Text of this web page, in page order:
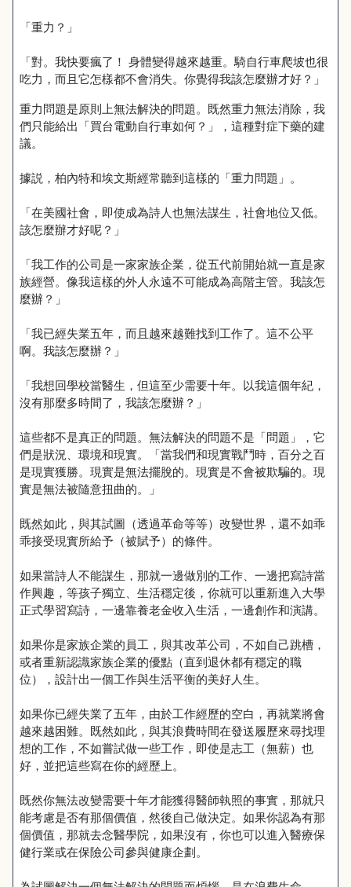
「重力？」
「對。我快要瘋了！ 身體變得越來越重。騎自行車爬坡也很
吃力，而且它怎樣都不會消失。你覺得我該怎麼辦才好？」
重力問題是原則上無法解決的問題。既然重力無法消除，我
們只能給出「買台電動自行車如何？」，這種對症下藥的建
議。
據説，柏內特和埃文斯經常聽到這樣的「重力問題」。
「在美國社會，即使成為詩人也無法謀生，社會地位又低。
該怎麼辦才好呢？」
「我工作的公司是一家家族企業，從五代前開始就一直是家
族經營。像我這樣的外人永遠不可能成為高階主管。我該怎
麼辦？」
「我已經失業五年，而且越來越難找到工作了。這不公平
啊。我該怎麼辦？」
「我想回學校當醫生，但這至少需要十年。以我這個年紀，
沒有那麼多時間了，我該怎麼辦？」
這些都不是真正的問題。無法解決的問題不是「問題」，它
們是狀況、環境和現實。「當我們和現實戰鬥時，百分之百
是現實獲勝。現實是無法擺脫的。現實是不會被欺騙的。現
實是無法被隨意扭曲的。」
既然如此，與其試圖（透過革命等等）改變世界，還不如乖
乖接受現實所給予（被賦予）的條件。
如果當詩人不能謀生，那就一邊做別的工作、一邊把寫詩當
作興趣，等孩子獨立、生活穩定後，你就可以重新進入大學
正式學習寫詩，一邊靠養老金收入生活，一邊創作和演講。
如果你是家族企業的員工，與其改革公司，不如自己跳槽，
或者重新認識家族企業的優點（直到退休都有穩定的職
位），設計出一個工作與生活平衡的美好人生。
如果你已經失業了五年，由於工作經歷的空白，再就業將會
越來越困難。既然如此，與其浪費時間在發送履歷來尋找理
想的工作，不如嘗試做一些工作，即使是志工（無薪）也
好，並把這些寫在你的經歷上。
既然你無法改變需要十年才能獲得醫師執照的事實，那就只
能考慮是否有那個價值，然後自己做決定。如果你認為有那
個價值，那就去念醫學院，如果沒有，你也可以進入醫療保
健行業或在保險公司參與健康企劃。